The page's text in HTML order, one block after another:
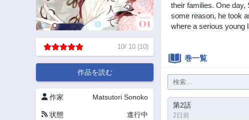
10/ 10 (10)
作品を読む
作家 Matsutori Sonoko
状態 進行中
their families. One day,
some reason, he took
where a serious young
巻一覧
第2話
2日前